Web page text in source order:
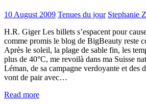
10 August 2009 Tenues du jour Stephanie
H.R. Giger Les billets s’espacent pour
comme promis le blog de BigBeauty reste
Après le soleil, la plage de sable fin, les
plus de 40°C, me revoilà dans ma Suisse
Léman, de sa campagne verdoyante et des
vont de pair avec…
Read more